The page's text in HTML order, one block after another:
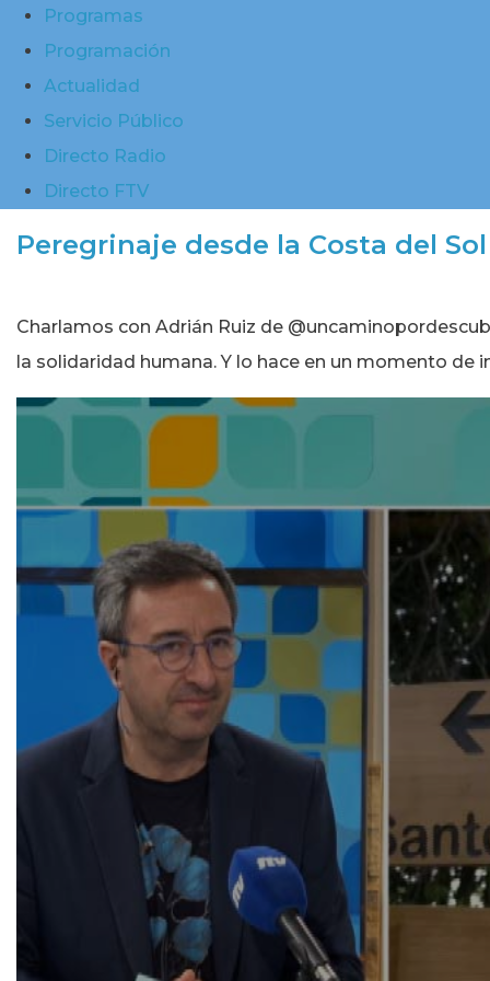
Programas
Programación
Actualidad
Servicio Público
Directo Radio
Directo FTV
Peregrinaje desde la Costa del
Charlamos con Adrián Ruiz de
la solidaridad humana. Y lo hace en un momento de